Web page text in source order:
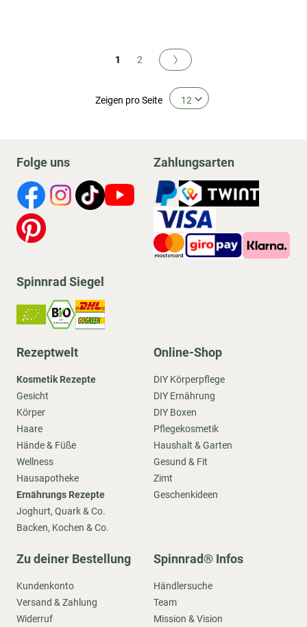
Buchseite
Sie lesen gerade Seite
1 Buchseite
2 Buchseite
Nächste
Zeigen pro Seite
Folge uns Zahlungsarten
Spinnrad Siegel
Rezeptwelt
Kosmetik Rezepte
Gesicht
Körper
Haare
Hände & Füße
Wellness
Hausapotheke
Ernährungs Rezepte
Joghurt, Quark & Co.
Backen, Kochen & Co.
Online-Shop
DIY Körperpflege
DIY Ernährung
DIY Boxen
Pflegekosmetik
Haushalt & Garten
Gesund & Fit
Zimt
Geschenkideen
Zu deiner Bestellung
Kundenkonto
Versand & Zahlung
Widerruf
Spinnrad® Infos
Händlersuche
Team
Mission & Vision